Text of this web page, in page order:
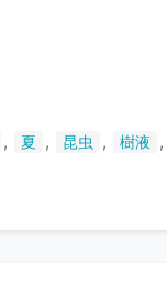
て
, 夏 , 昆虫 , 樹液 ,